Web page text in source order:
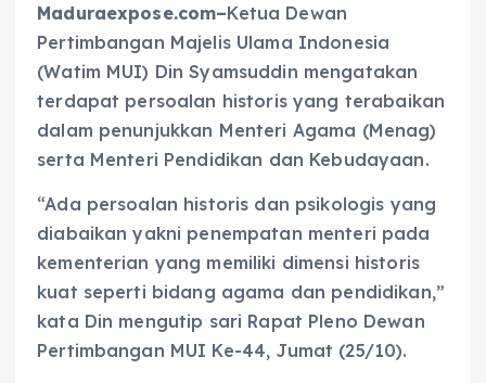
Maduraexpose.com–Ketua Dewan
Pertimbangan Majelis Ulama Indonesia
(Watim MUI) Din Syamsuddin mengatakan
terdapat persoalan historis yang terabaikan
dalam penunjukkan Menteri Agama (Menag)
serta Menteri Pendidikan dan Kebudayaan.
“Ada persoalan historis dan psikologis yang
diabaikan yakni penempatan menteri pada
kementerian yang memiliki dimensi historis
kuat seperti bidang agama dan pendidikan,”
kata Din mengutip sari Rapat Pleno Dewan
Pertimbangan MUI Ke-44, Jumat (25/10).